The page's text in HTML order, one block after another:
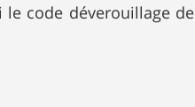
code déverouillage de